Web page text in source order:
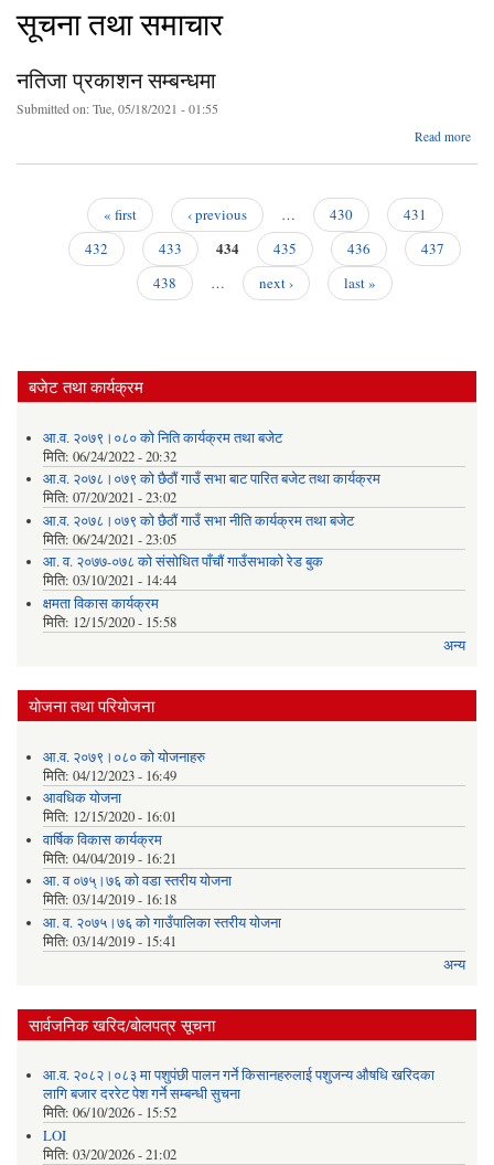
सूचना तथा समाचार
नतिजा प्रकाशन सम्बन्धमा
Submitted on:Tue, 05/18/2021 - 01:55
Read more
« first ‹ previous … 430
431
432
433 434 435 436
437
438
… next › last »
बजेट तथा कार्यक्रम
आ.व. २०७९।०८० को निति कार्यक्रम तथा बजेट
मिति: 06/24/2022 - 20:32
आ.व. २०७८।०७९ को छैठौं गाउँ सभा बाट पारित बजेट तथा कार्यक्रम
मिति: 07/20/2021 - 23:02
आ.व. २०७८।०७९ को छैठौं गाउँ सभा नीति कार्यक्रम तथा बजेट
मिति: 06/24/2021 - 23:05
आ. व. २०७७-०७८ को संसोधित पाँचौं गाउँसभाको रेड बुक
मिति: 03/10/2021 - 14:44
क्षमता विकास कार्यक्रम
मिति: 12/15/2020 - 15:58
अन्य
योजना तथा परियोजना
आ.व. २०७९।०८० को योजनाहरु
मिति: 04/12/2023 - 16:49
आवधिक योजना
मिति: 12/15/2020 - 16:01
वार्षिक विकास कार्यक्रम
मिति: 04/04/2019 - 16:21
आ. व ०७५्।७६ को वडा स्तरीय योजना
मिति: 03/14/2019 - 16:18
आ. व. २०७५।७६ को गाउँपालिका स्तरीय योजना
मिति: 03/14/2019 - 15:41
अन्य
सार्वजनिक खरिद/बोलपत्र सूचना
आ.व. २०८२।०८३ मा पशुपंछी पालन गर्ने किसानहरुलाई पशुजन्य औषधि खरिदका
लागि बजार दररेट पेश गर्ने सम्बन्धी सुचना
मिति: 06/10/2026 - 15:52
LOI
मिति: 03/20/2026 - 21:02